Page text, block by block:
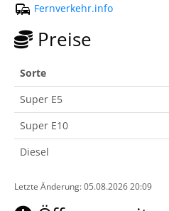
Fernverkehr.info
Preise
Sorte
Super E5
Super E10
Diesel
Letzte Änderung: 05.08.2026 20:09